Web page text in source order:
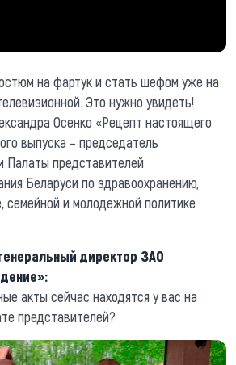
на фартук и стать шефом уже на
Это нужно увидеть!
Осенко «Рецепт настоящего
выпуска – председатель
Палаты представителей
Беларуси по здравоохранению,
семейной и молодежной политике
директор ЗАО
акты сейчас находятся у вас на
представителей?